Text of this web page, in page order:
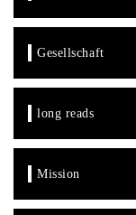
Gesellschaft
long reads
Mission